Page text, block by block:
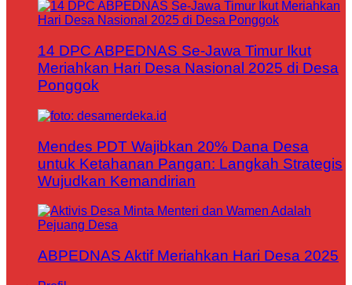
14 DPC ABPEDNAS Se-Jawa Timur Ikut
Meriahkan Hari Desa Nasional 2025 di Desa
Ponggok
Mendes PDT Wajibkan 20% Dana Desa
untuk Ketahanan Pangan: Langkah Strategis
Wujudkan Kemandirian
ABPEDNAS Aktif Meriahkan Hari Desa 2025